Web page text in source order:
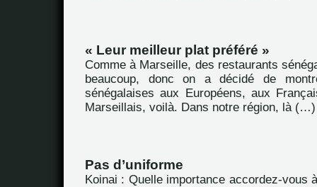
« Leur meilleur plat préféré »
Comme à Marseille, des restaurants
beaucoup, donc on a décidé de
sénégalaises aux Européens, aux
Marseillais, voilà. Dans notre région, là (…)
Pas d’uniforme
Koinai : Quelle importance accordez-vous